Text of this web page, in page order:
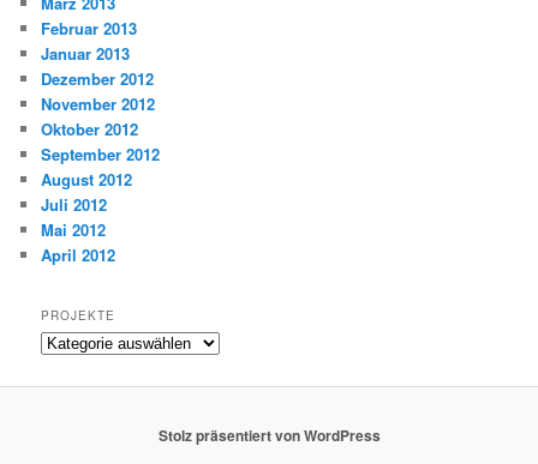
Februar 2013
Januar 2013
Dezember 2012
November 2012
Oktober 2012
September 2012
August 2012
Juli 2012
Mai 2012
April 2012
PROJEKTE
Projekte
Stolz präsentiert von WordPress